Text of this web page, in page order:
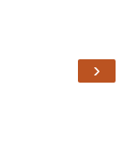
›